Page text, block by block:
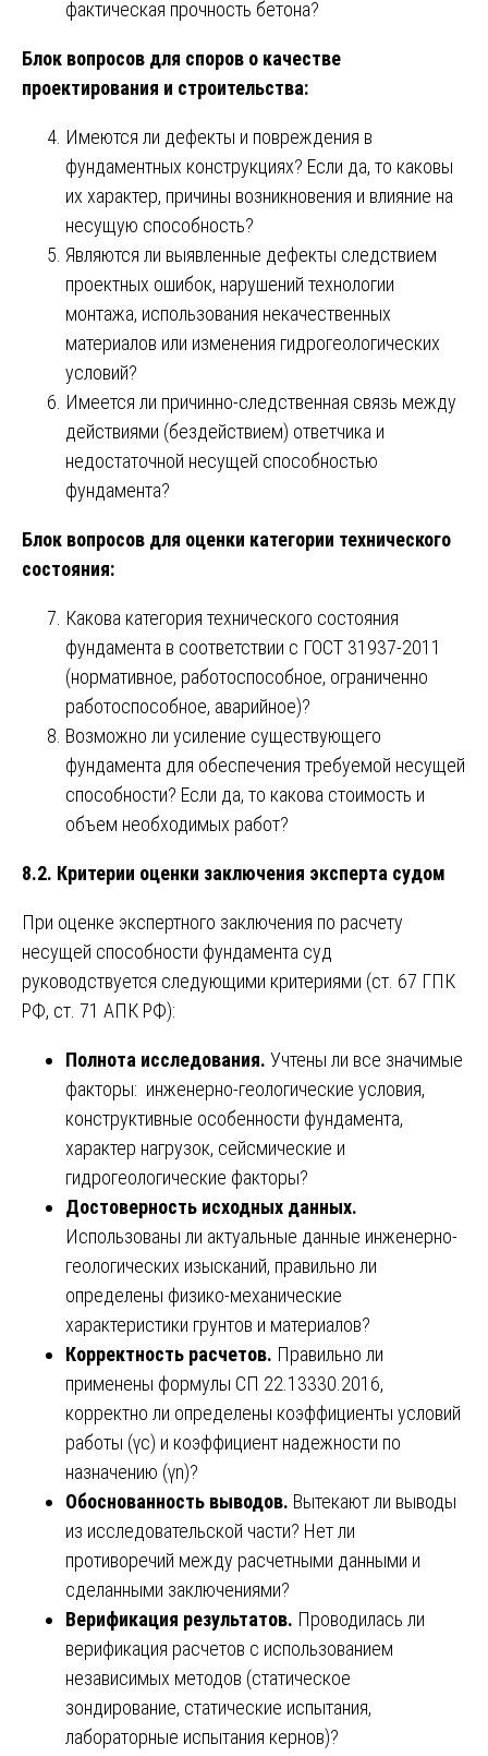
фактическая прочность бетона?
Блок вопросов для споров о качестве
проектирования и строительства:
Имеются ли дефекты и повреждения в
фундаментных конструкциях? Если да, то каковы
их характер, причины возникновения и влияние на
несущую способность?
Являются ли выявленные дефекты следствием
проектных ошибок, нарушений технологии
монтажа, использования некачественных
материалов или изменения гидрогеологических
условий?
Имеется ли причинно-следственная связь между
действиями (бездействием) ответчика и
недостаточной несущей способностью
фундамента?
Блок вопросов для оценки категории технического
состояния:
Какова категория технического состояния
фундамента в соответствии с ГОСТ 31937-2011
(нормативное, работоспособное, ограниченно
работоспособное, аварийное)?
Возможно ли усиление существующего
фундамента для обеспечения требуемой несущей
способности? Если да, то какова стоимость и
объем необходимых работ?
8.2. Критерии оценки заключения эксперта судом
При оценке экспертного заключения по расчету
несущей способности фундамента суд
руководствуется следующими критериями (ст. 67 ГПК
РФ, ст. 71 АПК РФ):
Полнота исследования. Учтены ли все значимые
факторы: инженерно-геологические условия,
конструктивные особенности фундамента,
характер нагрузок, сейсмические и
гидрогеологические факторы?
Достоверность исходных данных.
Использованы ли актуальные данные инженерно-
геологических изысканий, правильно ли
определены физико-механические
характеристики грунтов и материалов?
Корректность расчетов. Правильно ли
применены формулы СП 22.13330.2016,
корректно ли определены коэффициенты условий
работы (γc) и коэффициент надежности по
назначению (γn)?
Обоснованность выводов. Вытекают ли выводы
из исследовательской части? Нет ли
противоречий между расчетными данными и
сделанными заключениями?
Верификация результатов. Проводилась ли
верификация расчетов с использованием
независимых методов (статическое
зондирование, статические испытания,
лабораторные испытания кернов)?